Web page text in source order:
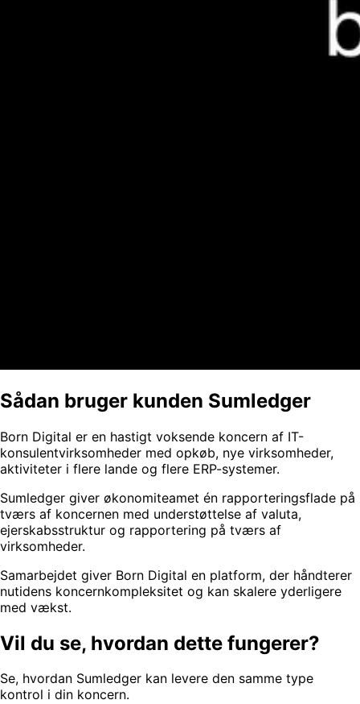
Sådan bruger kunden Sumledger
Born Digital er en hastigt voksende koncern af IT-
konsulentvirksomheder med opkøb, nye virksomheder,
aktiviteter i flere lande og flere ERP-systemer.
Sumledger giver økonomiteamet én rapporteringsflade på
tværs af koncernen med understøttelse af valuta,
ejerskabsstruktur og rapportering på tværs af
virksomheder.
Samarbejdet giver Born Digital en platform, der håndterer
nutidens koncernkompleksitet og kan skalere yderligere
med vækst.
Vil du se, hvordan dette fungerer?
Se, hvordan Sumledger kan levere den samme type
kontrol i din koncern.